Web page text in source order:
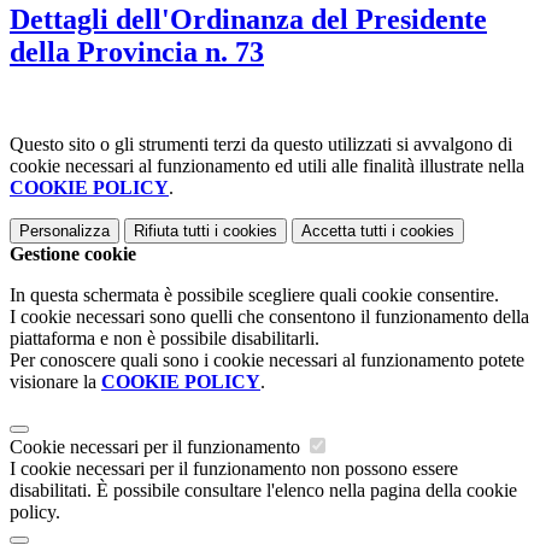
Dettagli dell'Ordinanza del Presidente
della Provincia n. 73
Questo sito o gli strumenti terzi da questo utilizzati si avvalgono di
cookie necessari al funzionamento ed utili alle finalità illustrate nella
COOKIE POLICY.
Personalizza Rifiuta tutti i cookies Accetta tutti i cookies
Gestione cookie
In questa schermata è possibile scegliere quali cookie consentire.
I cookie necessari sono quelli che consentono il funzionamento della
piattaforma e non è possibile disabilitarli.
Per conoscere quali sono i cookie necessari al funzionamento potete
visionare la COOKIE POLICY.
Cookie necessari per il funzionamento
I cookie necessari per il funzionamento non possono essere
disabilitati. È possibile consultare l'elenco nella pagina della cookie
policy.